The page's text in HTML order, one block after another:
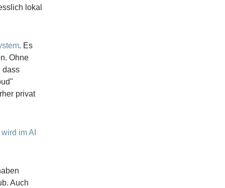
lokal
. Es
Ohne
dass
privat
im AI
Auch